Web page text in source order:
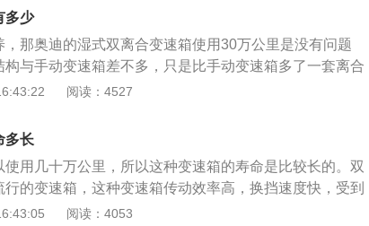
会升挡。变速箱的作用是：1、改变传动比，满足不同
要；2、实现倒车行驶；3、在发动机启动、怠速运转、汽
力输出时，中断向驱动轮的动力传递。
多少
那奥迪的湿式双离合变速箱使用30万公里是没有问题
构与手动变速箱差不多，只是比手动变速箱多了一套离合
双离合变速箱的一套离合器是控制奇数挡的，另一套离
。干式双离合变速箱的离合器片没有被浸泡在变速箱油
的离合器片是被浸泡在变速箱油内的。湿式双离合变速箱
并且散热性能更好，可靠性稳定性也是比干式双离合变速
变速箱的换挡速度要比湿式双离合变速箱快，但是散热性
也是不如湿式双离合变速箱的。变速箱是汽车上一个重
阅读：4527
多长
用几十万公里，所以这种变速箱的寿命是比较长的。双
的变速箱，这种变速箱传动效率高，换挡速度快，受到
欢迎。双离合变速箱分为湿式和干式，湿式双离合变速
阅读：4053